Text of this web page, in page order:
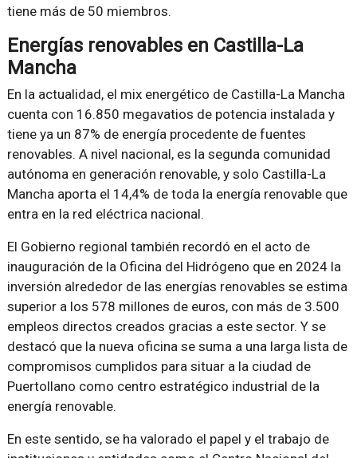
tiene más de 50 miembros.
Energías renovables en Castilla-La
Mancha
En la actualidad, el mix energético de Castilla-La Mancha
cuenta con 16.850 megavatios de potencia instalada y
tiene ya un 87% de energía procedente de fuentes
renovables. A nivel nacional, es la segunda comunidad
autónoma en generación renovable, y solo Castilla-La
Mancha aporta el 14,4% de toda la energía renovable que
entra en la red eléctrica nacional.
El Gobierno regional también recordó en el acto de
inauguración de la Oficina del Hidrógeno que en 2024 la
inversión alrededor de las energías renovables se estima
superior a los 578 millones de euros, con más de 3.500
empleos directos creados gracias a este sector. Y se
destacó que la nueva oficina se suma a una larga lista de
compromisos cumplidos para situar a la ciudad de
Puertollano como centro estratégico industrial de la
energía renovable.
En este sentido, se ha valorado el papel y el trabajo de